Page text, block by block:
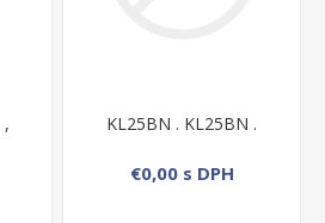
, KL25BN . KL25BN .
€0,00 s DPH